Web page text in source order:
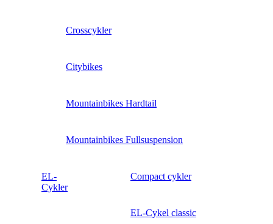
Crosscykler
Citybikes
Mountainbikes Hardtail
Mountainbikes Fullsuspension
EL-
Cykler
Compact cykler
EL-Cykel classic